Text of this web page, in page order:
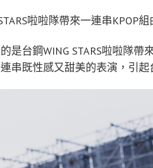
啦啦隊帶來一連串KPOP
是台鋼WING STARS啦啦隊
串既性感又甜美的表演，引起